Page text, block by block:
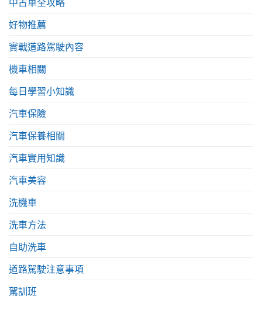
好物推薦
實戰道路駕駛內容
機車相關
每日學習小知識
汽車保險
汽車保養相關
汽車實用知識
汽車美容
洗機車
洗車方法
自助洗車
道路駕駛注意事項
駕訓班